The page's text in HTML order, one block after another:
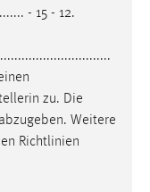
- 15 - 12.
zu. Die
Weitere
Richtlinien